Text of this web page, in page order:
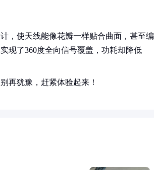
，使天线能像花瓣一样贴合曲面，甚至编
现了360度全向信号覆盖，功耗却降低
再犹豫，赶紧体验起来！